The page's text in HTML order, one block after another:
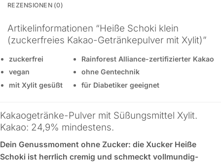
REZENSIONEN (0)
Artikelinformationen “Heiße Schoki klein
(zuckerfreies Kakao-Getränkepulver mit Xylit)”
zuckerfrei
vegan
mit Xylit gesüßt
Rainforest Alliance-zertifizierter Kakao
ohne Gentechnik
für Diabetiker geeignet
Kakaogetränke-Pulver mit Süßungsmittel Xylit.
Kakao: 24,9% mindestens.
Dein Genussmoment ohne Zucker: die Xucker Heiße
Schoki ist herrlich cremig und schmeckt vollmundig-